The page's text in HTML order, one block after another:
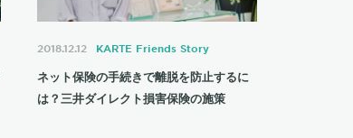
2018.12.12 KARTE Friends Story
ネット保険の手続きで離脱を防止するに
は？三井ダイレクト損害保険の施策